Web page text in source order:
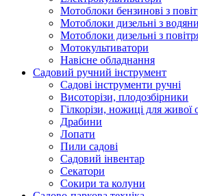
Мотоблоки бензинові з
Мотоблоки дизельні з
Мотоблоки дизельні з
Мотокультиватори
Навісне обладнання
Садовий ручний інструмент
Cадові інструменти ручні
Висоторізи, плодозбірники
Гілкорізи, ножиці для живої
Драбини
Лопати
Пили садові
Садовий інвентар
Секатори
Сокири та колуни